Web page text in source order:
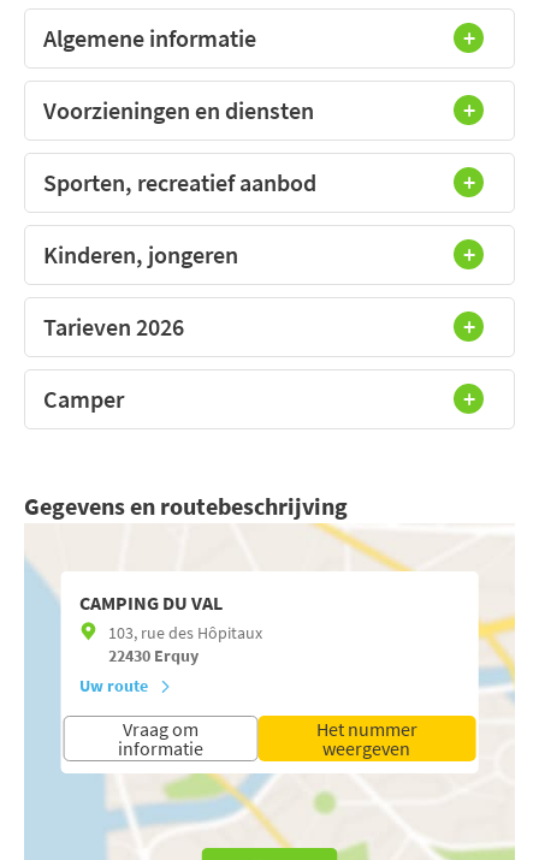
Algemene informatie
Voorzieningen en diensten
Sporten, recreatief aanbod
Kinderen, jongeren
Tarieven 2026
Camper
Gegevens en routebeschrijving
CAMPING DU VAL
103, rue des Hôpitaux
22430 Erquy
Uw route
Vraag om
informatie
Het nummer
weergeven